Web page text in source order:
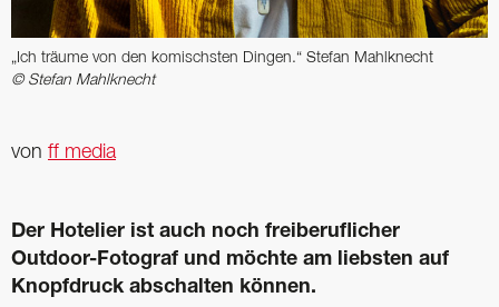
„Ich träume von den komischsten Dingen.“ Stefan Mahlknecht
© Stefan Mahlknecht
von ff media
Der Hotelier ist auch noch freiberuflicher
Outdoor-Fotograf und möchte am liebsten auf
Knopfdruck abschalten können.